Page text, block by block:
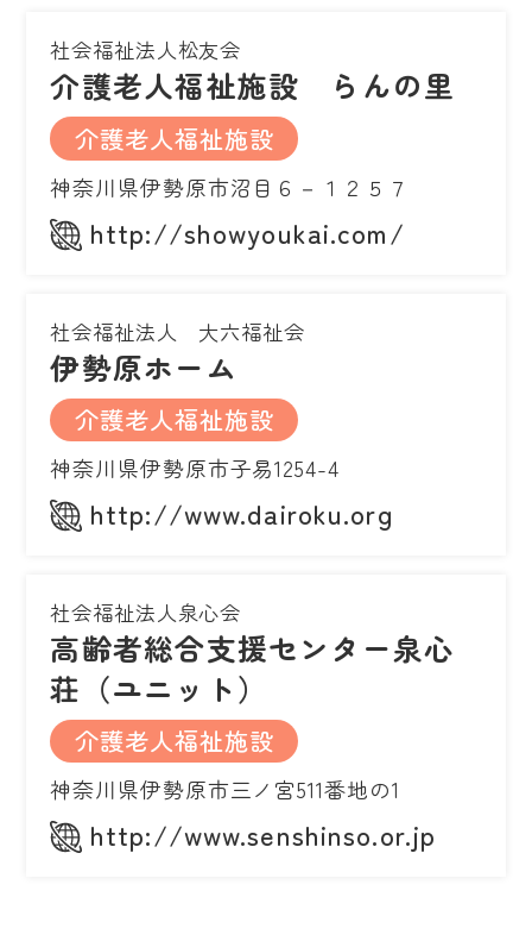
社会福祉法人松友会
介護老人福祉施設 らんの里
介護老人福祉施設
神奈川県伊勢原市沼目６－１２５７
http://showyoukai.com/
社会福祉法人 大六福祉会
伊勢原ホーム
介護老人福祉施設
神奈川県伊勢原市子易1254-4
http://www.dairoku.org
社会福祉法人泉心会
高齢者総合支援センター泉心
荘（ユニット）
介護老人福祉施設
神奈川県伊勢原市三ノ宮511番地の1
http://www.senshinso.or.jp